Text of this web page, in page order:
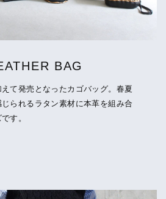
BAG
て発売となったカゴバッグ。春夏
られるラタン素材に本革を組み合
す。